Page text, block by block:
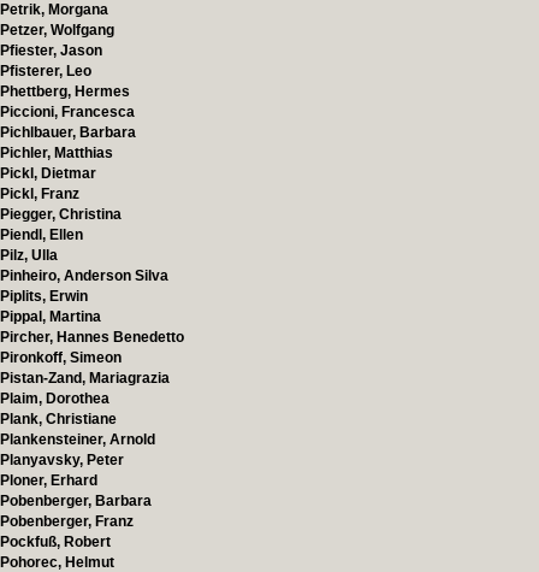
Petrik, Morgana
Petzer, Wolfgang
Pfiester, Jason
Pfisterer, Leo
Phettberg, Hermes
Piccioni, Francesca
Pichlbauer, Barbara
Pichler, Matthias
Pickl, Dietmar
Pickl, Franz
Piegger, Christina
Piendl, Ellen
Pilz, Ulla
Pinheiro, Anderson Silva
Piplits, Erwin
Pippal, Martina
Pircher, Hannes Benedetto
Pironkoff, Simeon
Pistan-Zand, Mariagrazia
Plaim, Dorothea
Plank, Christiane
Plankensteiner, Arnold
Planyavsky, Peter
Ploner, Erhard
Pobenberger, Barbara
Pobenberger, Franz
Pockfuß, Robert
Pohorec, Helmut